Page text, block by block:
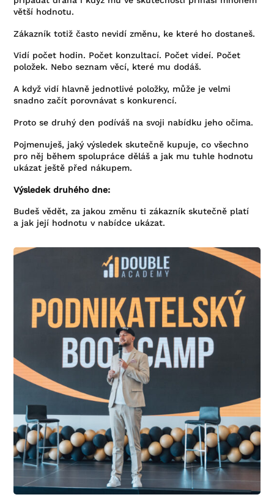
větší hodnotu.
Zákazník totiž často nevidí změnu, ke které ho dostaneš.
Vidí počet hodin. Počet konzultací. Počet videí. Počet
položek. Nebo seznam věcí, které mu dodáš.
A když vidí hlavně jednotlivé položky, může je velmi
snadno začít porovnávat s konkurencí.
Proto se druhý den podíváš na svoji nabídku jeho očima.
Pojmenuješ, jaký výsledek skutečně kupuje, co všechno
pro něj během spolupráce děláš a jak mu tuhle hodnotu
ukázat ještě před nákupem.
Výsledek druhého dne:
Budeš vědět, za jakou změnu ti zákazník skutečně platí
a jak její hodnotu v nabídce ukázat.